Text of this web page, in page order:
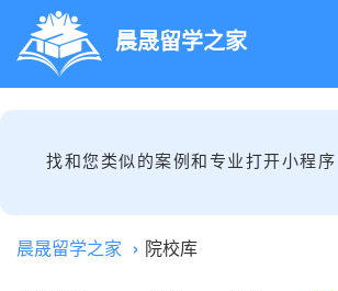
晨晟留学之家
找和您类似的案例和专业打开小程序
晨晟留学之家 院校库